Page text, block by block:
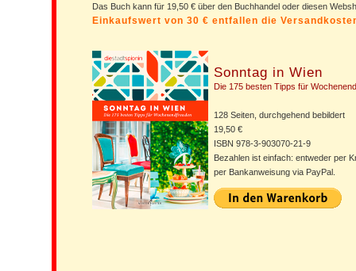
Das Buch kann für 19,50 € über den Buchhandel oder diesen
Einkaufswert von 30 € entfallen die
Sonntag in Wien
Die 175 besten Tipps für
128 Seiten, durchgehend bebildert
19,50 €
ISBN 978-3-903070-21-9
Bezahlen ist einfach: entweder per
per Bankanweisung via PayPal.